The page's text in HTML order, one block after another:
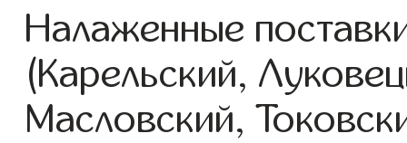
Налаженные
(Карельский,
Масловский,